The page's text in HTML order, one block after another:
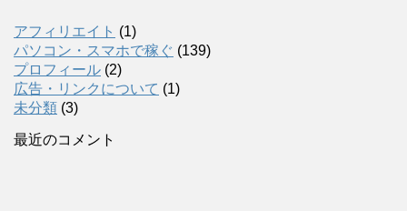
アフィリエイト (1)
パソコン・スマホで稼ぐ (139)
プロフィール (2)
広告・リンクについて (1)
未分類 (3)
最近のコメント